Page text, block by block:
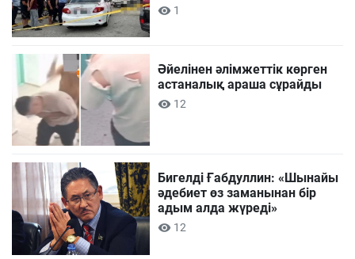
1
Әйелінен әлімжеттік көрген
астаналық араша сұрайды
12
Бигелді Ғабдуллин: «Шынайы
әдебиет өз заманынан бір
адым алда жүреді»
12